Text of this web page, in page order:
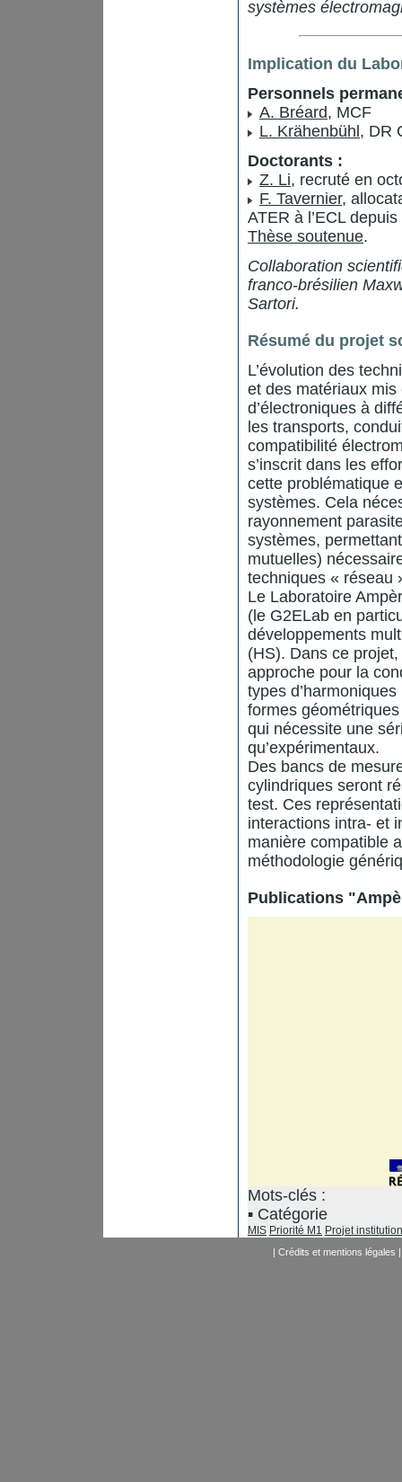
systèmes
Implication du
Personnels
A. Bréard, MCF
L. Krähenbühl , DR
Doctorants :
Z. Li, recruté en
F. Tavernier,
ATER à l’ECL
Thèse soutenue.
Collaboration
franco-brésilien
Sartori.
Résumé du projet
L’évolution des
et des matériaux
d’électroniques à
les transports,
compatibilité
s’inscrit dans les
cette problématique
systèmes. Cela
rayonnement
systèmes,
mutuelles)
techniques « réseau
Le Laboratoire
(le G2ELab en
développements
(HS). Dans ce
approche pour la
types
formes
qui nécessite une
qu’expérimentaux.
Des bancs de
cylindriques seront
test. Ces
interactions intra- et
manière compatible
méthodologie
Publications
Mots-clés :
Catégorie
MIS Priorité M1 Projet
| Crédits et mentions légales